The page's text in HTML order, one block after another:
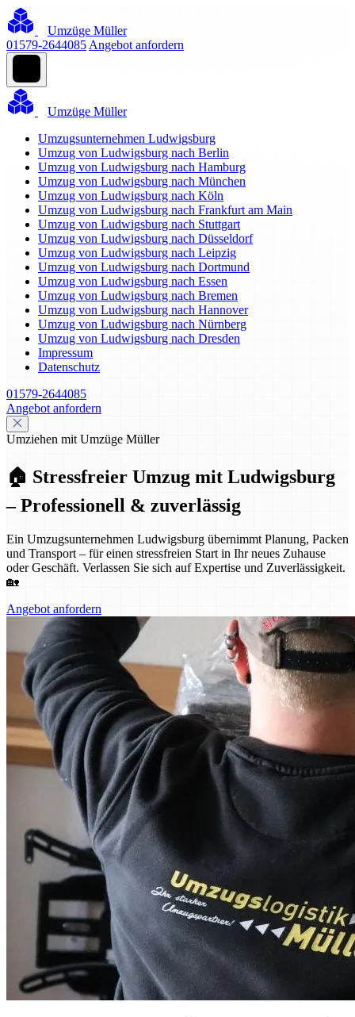
Umzüge Müller
01579-2644085 Angebot anfordern
Umzüge Müller
Umzugsunternehmen Ludwigsburg
Umzug von Ludwigsburg nach Berlin
Umzug von Ludwigsburg nach Hamburg
Umzug von Ludwigsburg nach München
Umzug von Ludwigsburg nach Köln
Umzug von Ludwigsburg nach Frankfurt am Main
Umzug von Ludwigsburg nach Stuttgart
Umzug von Ludwigsburg nach Düsseldorf
Umzug von Ludwigsburg nach Leipzig
Umzug von Ludwigsburg nach Dortmund
Umzug von Ludwigsburg nach Essen
Umzug von Ludwigsburg nach Bremen
Umzug von Ludwigsburg nach Hannover
Umzug von Ludwigsburg nach Nürnberg
Umzug von Ludwigsburg nach Dresden
Impressum
Datenschutz
01579-2644085
Angebot anfordern
Umziehen mit Umzüge Müller
🏠 Stressfreier Umzug mit Ludwigsburg
– Professionell & zuverlässig
Ein Umzugsunternehmen Ludwigsburg übernimmt Planung, Packen
und Transport – für einen stressfreien Start in Ihr neues Zuhause
oder Geschäft. Verlassen Sie sich auf Expertise und Zuverlässigkeit.
🏡
Angebot anfordern